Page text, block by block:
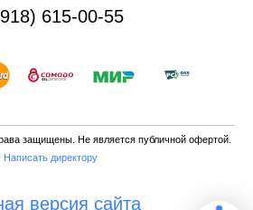
615-00-55
защищены. Не является публичной офертой.
Написать директору
версия сайта